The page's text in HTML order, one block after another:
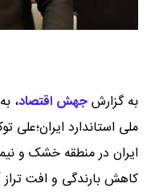
به گزارشجهش اقتصاد،
ملی استاندارد ایران؛علی
ایران در منطقه خشک و
کاهش بارندگی و افت